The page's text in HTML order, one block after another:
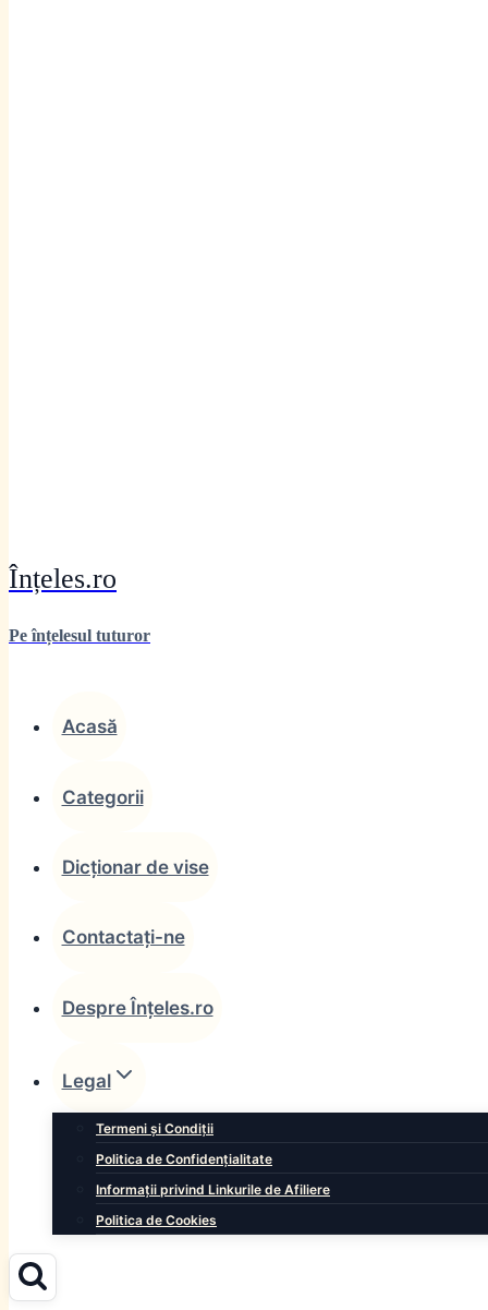
Înțeles.ro
Pe înțelesul tuturor
Acasă
Categorii
Dicționar de vise
Contactați-ne
Despre Înțeles.ro
Legal
Termeni și Condiții
Politica de Confidențialitate
Informații privind Linkurile de Afiliere
Politica de Cookies